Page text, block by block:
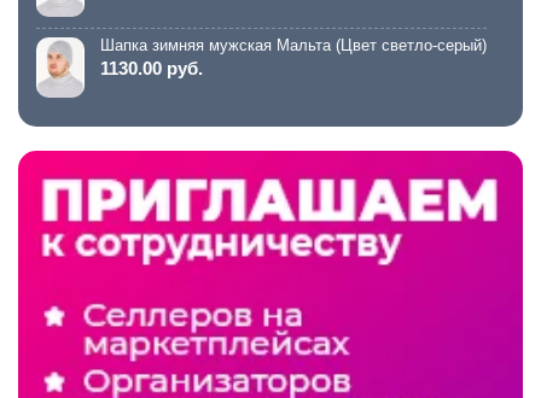
Шапка зимняя мужская Мальта (Цвет светло-серый)
1130.00 руб.